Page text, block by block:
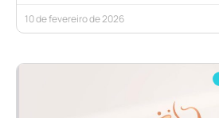
10 de fevereiro de 2026